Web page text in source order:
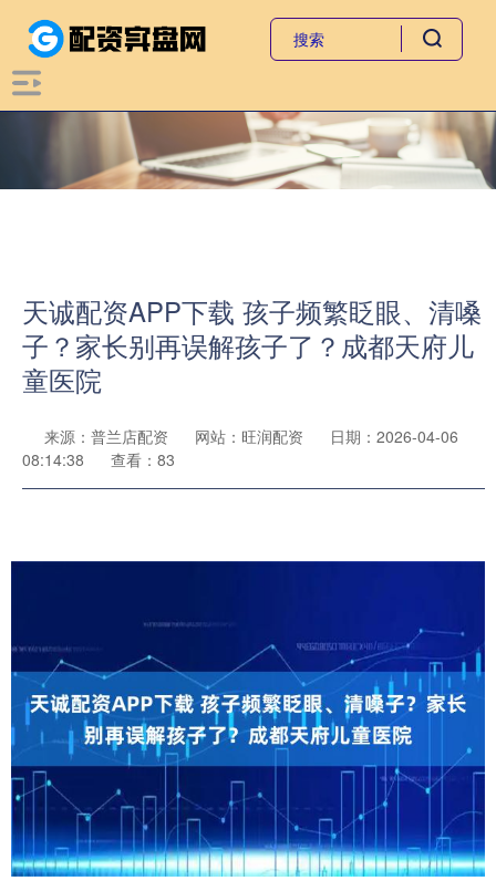
天诚配资APP下载 孩子频繁眨眼、清嗓
子？家长别再误解孩子了？成都天府儿
童医院
来源：普兰店配资 网站：旺润配资
日期：2026-04-06
08:14:38
查看：83